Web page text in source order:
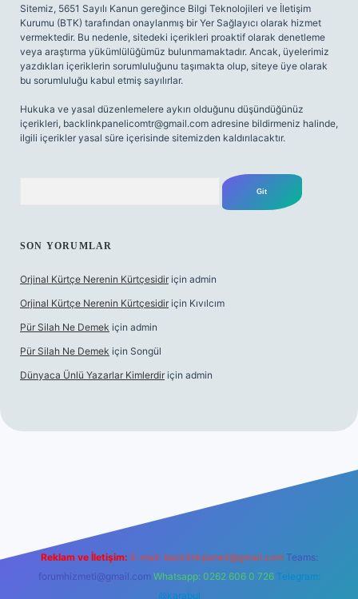
Sitemiz, 5651 Sayılı Kanun gereğince Bilgi Teknolojileri ve İletişim
Kurumu (BTK) tarafından onaylanmış bir Yer Sağlayıcı olarak hizmet
vermektedir. Bu nedenle, sitedeki içerikleri proaktif olarak denetleme
veya araştırma yükümlülüğümüz bulunmamaktadır. Ancak, üyelerimiz
yazdıkları içeriklerin sorumluluğunu taşımakta olup, siteye üye olarak
bu sorumluluğu kabul etmiş sayılırlar.
Hukuka ve yasal düzenlemelere aykırı olduğunu düşündüğünüz
içerikleri, backlinkpanelicomtr@gmail.com adresine bildirmeniz halinde,
ilgili içerikler yasal süre içerisinde sitemizden kaldırılacaktır.
SON YORUMLAR
Orjinal Kürtçe Nerenin Kürtçesidir için admin
Orjinal Kürtçe Nerenin Kürtçesidir için Kıvılcım
Pür Silah Ne Demek için admin
Pür Silah Ne Demek için Songül
Dünyaca Ünlü Yazarlar Kimlerdir için admin
Reklam ve İletişim: E-mail: backlinkpaneli@gmail.com Teams:
forumhizmeti@gmail.com Whatsapp: 0262 606 0 726 Telegram:
@karabul